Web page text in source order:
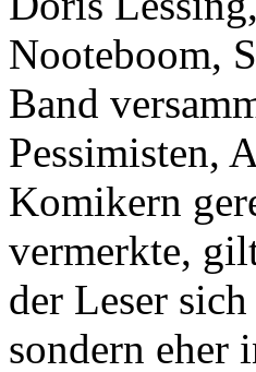
Nooteboom,
Band
Pessimisten,
Komikern
vermerkte,
der Leser
sondern eher